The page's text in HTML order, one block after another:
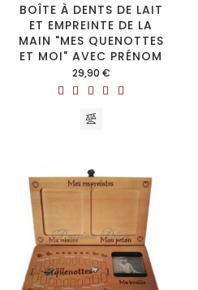
BOÎTE À DENTS DE LAIT
ET EMPREINTE DE LA
MAIN "MES QUENOTTES
ET MOI" AVEC PRÉNOM
ET DATE DE NAISSANCE
Prix
29,90 €